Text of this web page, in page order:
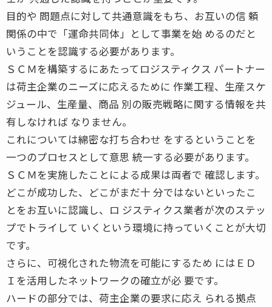
目的や 問題点に対して共通意識をもち、お互いの信 頼
関係の中で「運命共同体」として事業を始 めるのだと
いうことを認識する必要があります。
ＳＣＭを構築するにあたってロジスティクス パートナー
は荷主企業のニーズに応えるために 作業工程、生産スケ
ジュール、生産量、商品 別の販売戦略に関する情報を共
有しなければ なりません。
これについては綿密な打ち合わせ をするということを
一つのプロセスとして意思 統一する必要があります。
ＳＣＭを実施したことによる成果は両者で 確認します。
どこが成功した、どこがまだ十 分ではないといったこ
とをお互いに認識し、ロ ジスティクス業者が次のステッ
プでトライして いくという環境に持っていくことが大切
です。
さらに、可視化された物流を可能にするため にはＥＤ
Ｉを活用したネットワークの確立が必 要です。
ハードの部分では、荷主企業の要求に応え られる拠点